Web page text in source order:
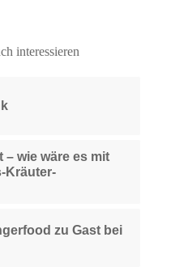
interessieren
– wie wäre es mit
Kräuter-
zu Gast bei